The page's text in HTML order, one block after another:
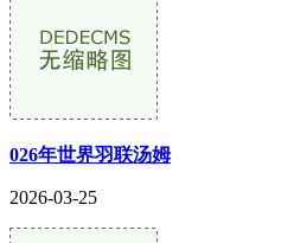
026年世界羽联汤姆
2026-03-25